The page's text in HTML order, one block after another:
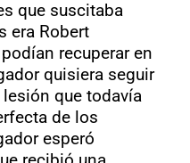
que suscitaba
era Robert
recuperar en
quisiera seguir
que todavía
de los
esperó